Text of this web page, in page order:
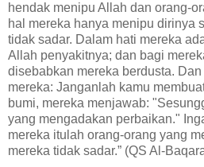
hendak menipu Allah dan orang-
hal mereka hanya menipu dirinya
tidak sadar. Dalam hati mereka
Allah penyakitnya; dan bagi
disebabkan mereka berdusta.
mereka: Janganlah kamu
bumi, mereka menjawab:
yang mengadakan perbaikan."
mereka itulah orang-orang yang
mereka tidak sadar.” (QS Al-